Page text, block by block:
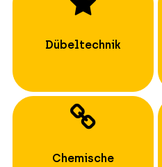
Dübeltechnik
Chemische